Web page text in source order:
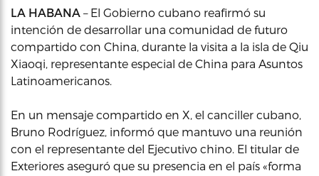
LA HABANA – El Gobierno cubano reafirmó su
intención de desarrollar una comunidad de futuro
compartido con China, durante la visita a la isla de Qiu
Xiaoqi, representante especial de China para Asuntos
Latinoamericanos.
En un mensaje compartido en X, el canciller cubano,
Bruno Rodríguez, informó que mantuvo una reunión
con el representante del Ejecutivo chino. El titular de
Exteriores aseguró que su presencia en el país «forma